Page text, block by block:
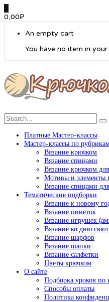
0
0,00₽
An empty cart
You have no item in
Платные Мастер-классы
Мастер-классы по
Вязание крючком
Вязание спицами
Вязание крючком
Мотивы и элементы
Вязание спицами
Тематические подборки
Вязание к новому
Вязание пинеток
Вязание игрушек
Вязание ко дню
Вязание шарфов
Вязание шапки
Вязание салфетки
Цветы крючком
О сайте
Подборка уроков по
Способы оплаты
Политика